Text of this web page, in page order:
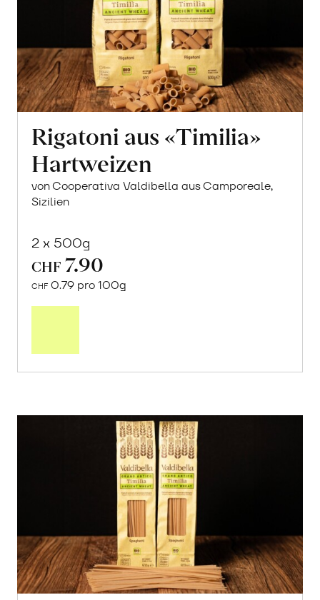
Rigatoni aus «Timilia»
Hartweizen
von Cooperativa Valdibella aus Camporeale,
Sizilien
2 x 500g
CHF 7.90
CHF 0.79 pro 100g